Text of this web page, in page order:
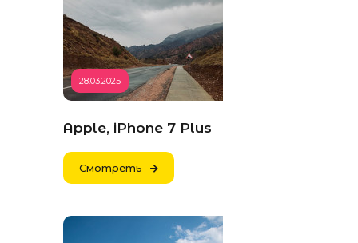
28.03.2025
Apple, iPhone 7 Plus
Смотреть